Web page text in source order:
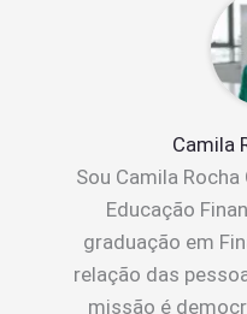
Camila
Sou Camila
Educação
graduação em
relação das
missão é